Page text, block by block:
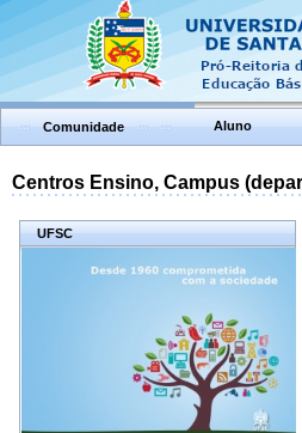
Comunidade Aluno
Centros Ensino, Campus
UFSC